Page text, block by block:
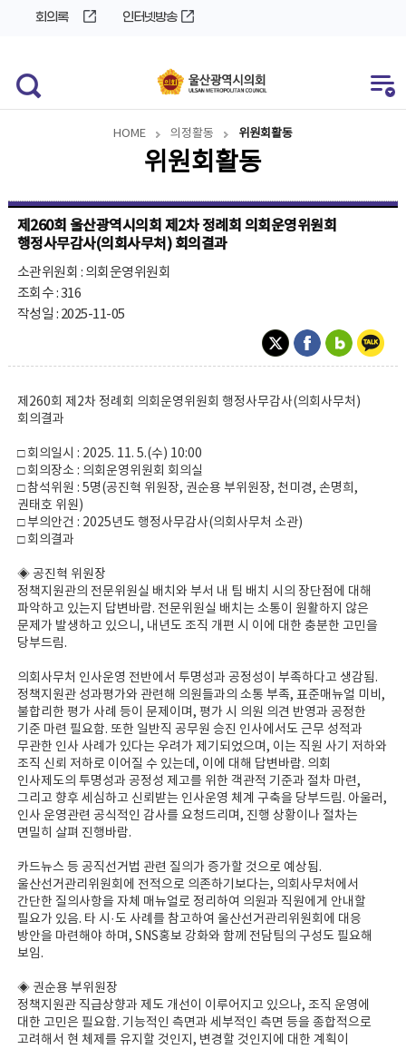
회의록 인터넷방송
HOME 의정활동 위원회활동
위원회활동
제260회 울산광역시의회 제2차 정례회 의회운영위원회
행정사무감사(의회사무처) 회의결과
소관위원회 : 의회운영위원회
조회수 : 316
작성일 : 2025-11-05
제260회 제2차 정례회 의회운영위원회 행정사무감사(의회사무처)
회의결과
□ 회의일시 : 2025. 11. 5.(수) 10:00
□ 회의장소 : 의회운영위원회 회의실
□ 참석위원 : 5명(공진혁 위원장, 권순용 부위원장, 천미경, 손명희,
권태호 위원)
□ 부의안건 : 2025년도 행정사무감사(의회사무처 소관)
□ 회의결과
◈ 공진혁 위원장
정책지원관의 전문위원실 배치와 부서 내 팀 배치 시의 장단점에 대해
파악하고 있는지 답변바람. 전문위원실 배치는 소통이 원활하지 않은
문제가 발생하고 있으니, 내년도 조직 개편 시 이에 대한 충분한 고민을
당부드림.
의회사무처 인사운영 전반에서 투명성과 공정성이 부족하다고 생감됨.
정책지원관 성과평가와 관련해 의원들과의 소통 부족, 표준매뉴얼 미비,
불합리한 평가 사례 등이 문제이며, 평가 시 의원 의견 반영과 공정한
기준 마련 필요함. 또한 일반직 공무원 승진 인사에서도 근무 성적과
무관한 인사 사례가 있다는 우려가 제기되었으며, 이는 직원 사기 저하와
조직 신뢰 저하로 이어질 수 있는데, 이에 대해 답변바람. 의회
인사제도의 투명성과 공정성 제고를 위한 객관적 기준과 절차 마련,
그리고 향후 세심하고 신뢰받는 인사운영 체계 구축을 당부드림. 아울러,
인사 운영관련 공식적인 감사를 요청드리며, 진행 상황이나 절차는
면밀히 살펴 진행바람.
카드뉴스 등 공직선거법 관련 질의가 증가할 것으로 예상됨.
울산선거관리위원회에 전적으로 의존하기보다는, 의회사무처에서
간단한 질의사항을 자체 매뉴얼로 정리하여 의원과 직원에게 안내할
필요가 있음. 타 시·도 사례를 참고하여 울산선거관리위원회에 대응
방안을 마련해야 하며, SNS홍보 강화와 함께 전담팀의 구성도 필요해
보임.
◈ 권순용 부위원장
정책지원관 직급상향과 제도 개선이 이루어지고 있으나, 조직 운영에
대한 고민은 필요함. 기능적인 측면과 세부적인 측면 등을 종합적으로
고려해서 현 체제를 유지할 것인지, 변경할 것인지에 대한 계획이